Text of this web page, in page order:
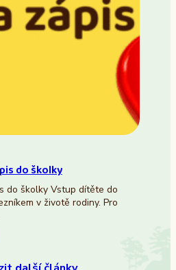
do školky
do školky Vstup dítěte do
v životě rodiny. Pro